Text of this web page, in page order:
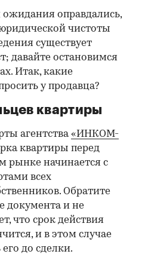
ожидания оправдались,
чистоты
существует
давайте остановимся
Итак, какие
у продавца?
квартиры
агентства«ИНКОМ-
квартиры перед
рынке начинается с
всех
Обратите
документа и не
что срок действия
и в этом случае
до сделки.